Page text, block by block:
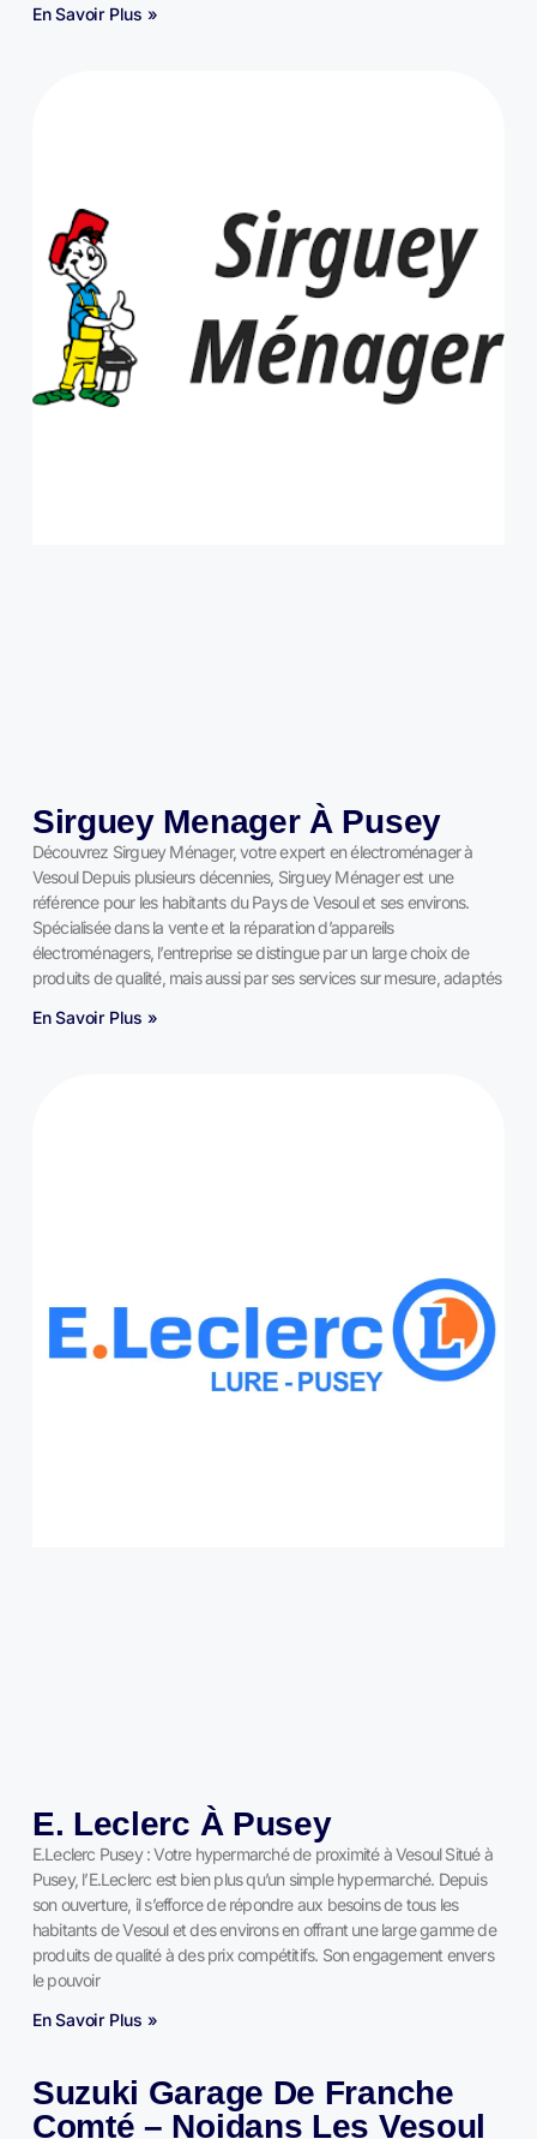
En Savoir Plus »
Sirguey Menager À Pusey
Découvrez Sirguey Ménager, votre expert en électroménager à
Vesoul Depuis plusieurs décennies, Sirguey Ménager est une
référence pour les habitants du Pays de Vesoul et ses environs.
Spécialisée dans la vente et la réparation d’appareils
électroménagers, l’entreprise se distingue par un large choix de
produits de qualité, mais aussi par ses services sur mesure, adaptés
En Savoir Plus »
E. Leclerc À Pusey
E.Leclerc Pusey : Votre hypermarché de proximité à Vesoul Situé à
Pusey, l’E.Leclerc est bien plus qu’un simple hypermarché. Depuis
son ouverture, il s’efforce de répondre aux besoins de tous les
habitants de Vesoul et des environs en offrant une large gamme de
produits de qualité à des prix compétitifs. Son engagement envers
le pouvoir
En Savoir Plus »
Suzuki Garage De Franche
Comté – Noidans Les Vesoul